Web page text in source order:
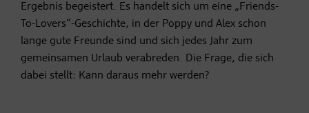
Ergebnis begeistert. Es handelt sich um eine „Friends-
To-Lovers“-Geschichte, in der Poppy und Alex schon
lange gute Freunde sind und sich jedes Jahr zum
gemeinsamen Urlaub verabreden. Die Frage, die sich
dabei stellt: Kann daraus mehr werden?